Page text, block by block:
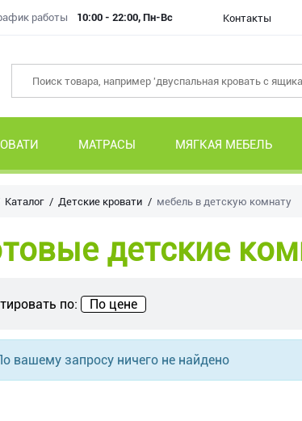
работы 10:00 - 22:00, Пн-Вс Контакты
МАТРАСЫ МЯГКАЯ МЕБЕЛЬ
Каталог Детские кровати мебель в детскую комнату
детские
по: По цене
вашему запросу ничего не найдено